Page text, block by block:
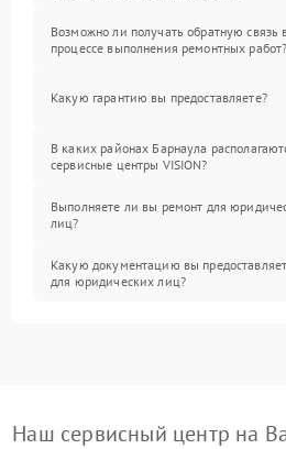
Возможно ли получать обратную связь
процессе выполнения ремонтных работ?
Какую гарантию вы предоставляете?
В каких районах Барнаула
сервисные центры VISION?
Выполняете ли вы ремонт для
лиц?
Какую документацию вы
для юридических лиц?
Наш сервисный центр на